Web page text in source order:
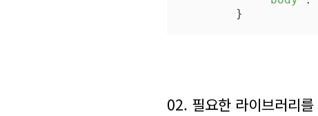
        }
02. 필요한 라이브러리